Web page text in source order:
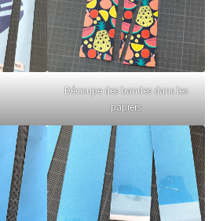
Découpe des bandes dans les
papiers